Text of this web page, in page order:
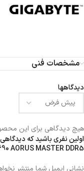
مشخصات فنی
دیدگاهها
هیچ دیدگاهی برای این
اولین نفری باشید که
AORUS MASTER DDR5”
نشانی ایمیل شما منتشر